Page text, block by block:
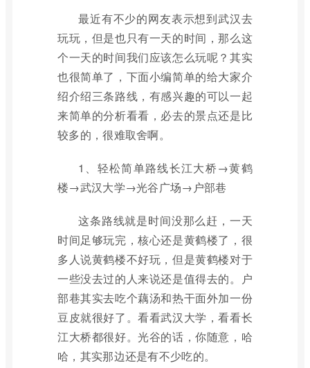
最近有不少的网友表示想到武汉去
玩玩，但是也只有一天的时间，那么这
个一天的时间我们应该怎么玩呢？其实
也很简单了，下面小编简单的给大家介
绍介绍三条路线，有感兴趣的可以一起
来简单的分析看看，必去的景点还是比
较多的，很难取舍啊。
1、轻松简单路线长江大桥→黄鹤
楼→武汉大学→光谷广场→户部巷
这条路线就是时间没那么赶，一天
时间足够玩完，核心还是黄鹤楼了，很
多人说黄鹤楼不好玩，但是黄鹤楼对于
一些没去过的人来说还是值得去的。户
部巷其实去吃个藕汤和热干面外加一份
豆皮就很好了。看看武汉大学，看看长
江大桥都很好。光谷的话，你随意，哈
哈，其实那边还是有不少吃的。